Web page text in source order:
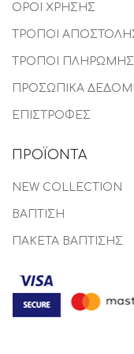
ΟΡΟΙ ΧΡΗΣΗΣ
ΤΡΟΠΟΙ
ΤΡΟΠΟΙ ΠΛΗΡΩΜΗΣ
ΠΡΟΣΩΠΙΚΑ
ΕΠΙΣΤΡΟΦΕΣ
ΠΡΟΪΟΝΤΑ
NEW COLLECTION
ΒΑΠΤΙΣΗ
ΠΑΚΕΤΑ ΒΑΠΤΙΣΗΣ